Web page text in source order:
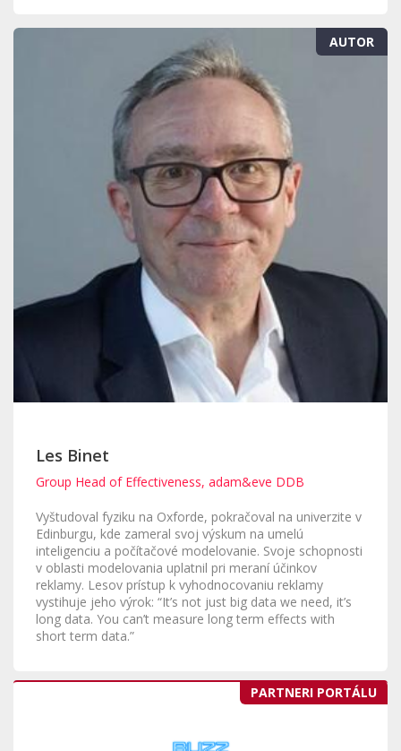
AUTOR
Les Binet
Group Head of Effectiveness, adam&eve DDB
Vyštudoval fyziku na Oxforde, pokračoval na univerzite v
Edinburgu, kde zameral svoj výskum na umelú
inteligenciu a počítačové modelovanie. Svoje schopnosti
v oblasti modelovania uplatnil pri meraní účinkov
reklamy. Lesov prístup k vyhodnocovaniu reklamy
vystihuje jeho výrok: “It’s not just big data we need, it’s
long data. You can’t measure long term effects with
short term data.”
PARTNERI PORTÁLU